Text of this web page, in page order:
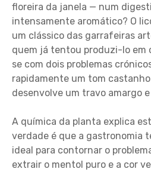
floreira da janela — num
intensamente aromático? O
um clássico das garrafeiras
quem já tentou produzi-lo em
se com dois problemas
rapidamente um tom
desenvolve um travo amargo e
A química da planta explica
verdade é que a gastronomia
ideal para contornar o
extrair o mentol puro e a cor